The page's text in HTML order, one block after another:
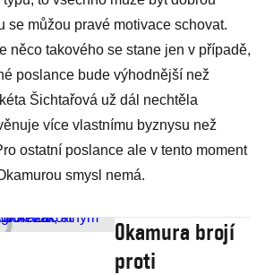
se můžou pravé motivace schovat.
něco takového se stane jen v případě,
poslance bude výhodnější než
Šichtařová už dál nechtěla
více vlastnímu byznysu než
ostatní poslance ale v tento moment
smysl nemá.
Okamura brojí
proti